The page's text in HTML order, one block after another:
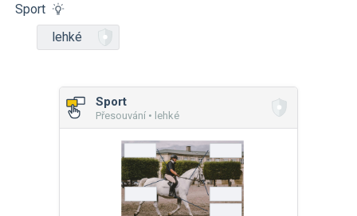
Sport
lehké
Sport
Přesouvání • lehké